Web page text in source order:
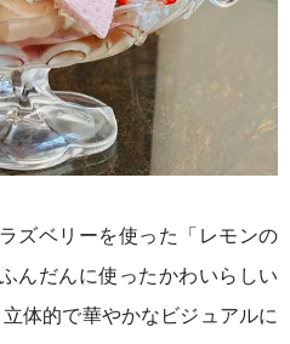
ズベリーを使った「レモンの
んだんに使ったかわいらしい
立体的で華やかなビジュアルに